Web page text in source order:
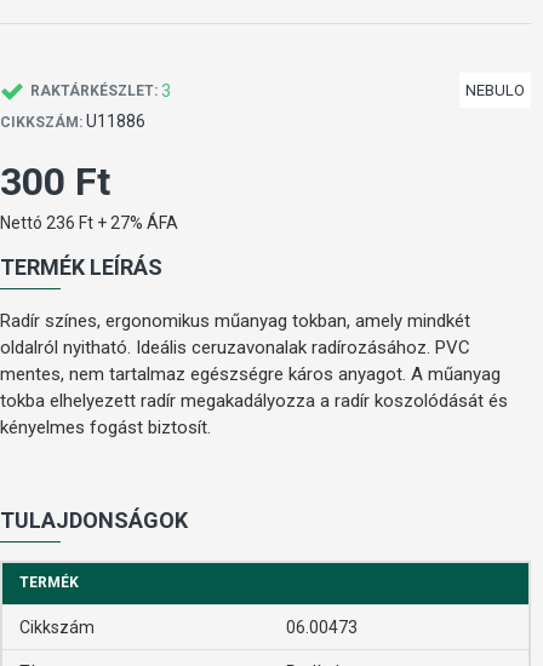
RAKTÁRKÉSZLET: 3
CIKKSZÁM: U11886
NEBULO
300 Ft
Nettó 236 Ft + 27% ÁFA
TERMÉK LEÍRÁS
Radír színes, ergonomikus műanyag tokban, amely mindkét
oldalról nyitható. Ideális ceruzavonalak radírozásához. PVC
mentes, nem tartalmaz egészségre káros anyagot. A műanyag
tokba elhelyezett radír megakadályozza a radír koszolódását és
kényelmes fogást biztosít.
TULAJDONSÁGOK
TERMÉK
Cikkszám 06.00473